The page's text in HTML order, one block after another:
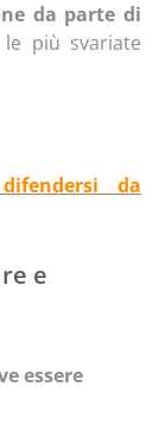
da parte di
più svariate
da
e
essere